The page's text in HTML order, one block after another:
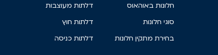
חלונות באוהאוס
סוגי חלונות
בחירת מתקין חלונות
דלתות מעוצבות
דלתות חוץ
דלתות כניסה